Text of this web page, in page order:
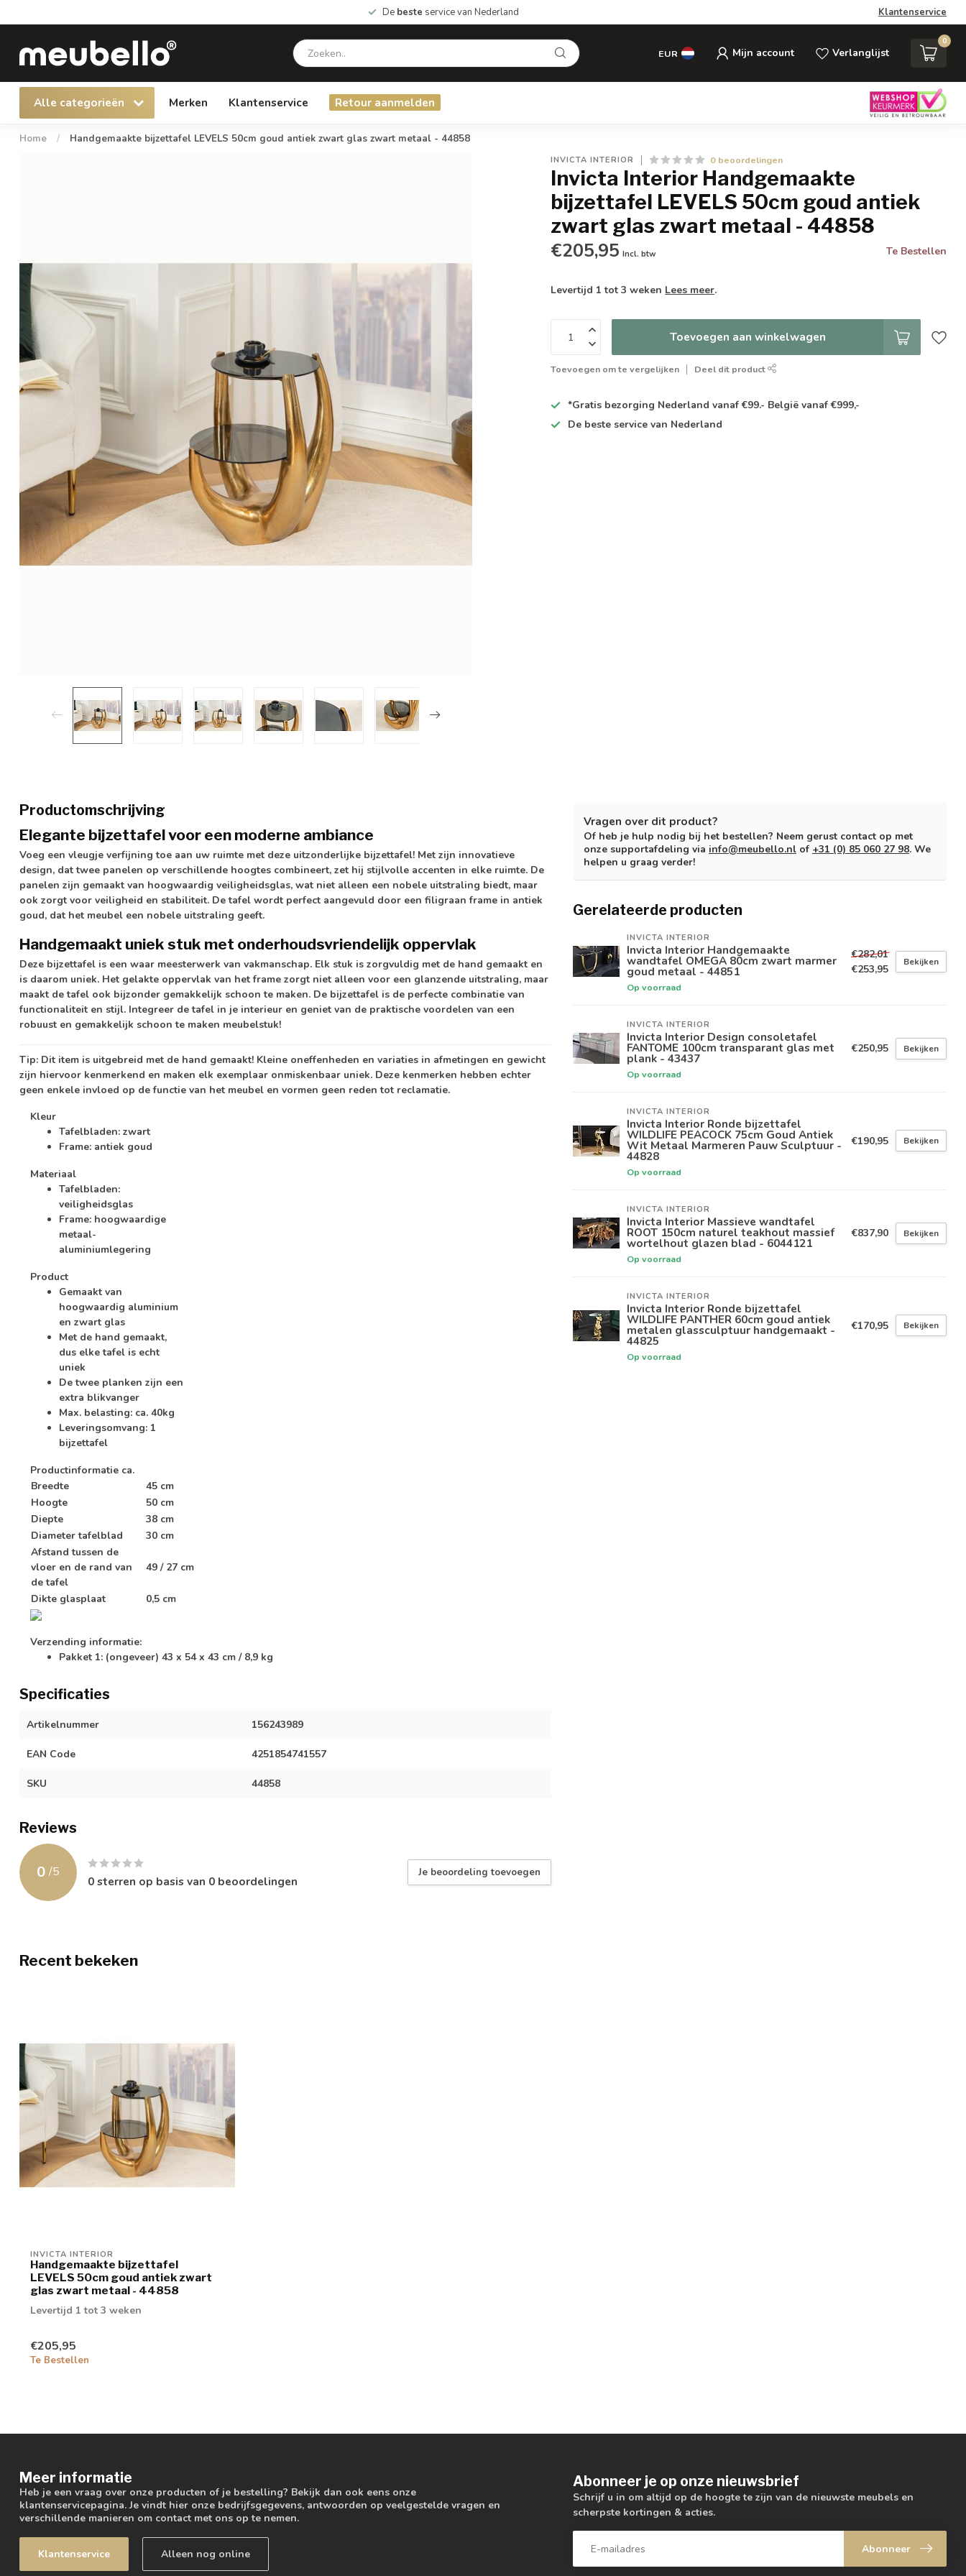
De beste service van Nederland Klantenservice
EUR Mijn account Verlanglijst
0
Alle categorieën Merken Klantenservice Retour aanmelden
Home / Handgemaakte bijzettafel LEVELS 50cm goud antiek zwart glas zwart metaal - 44858
INVICTA INTERIOR 0 beoordelingen
Invicta Interior Handgemaakte
bijzettafel LEVELS 50cm goud antiek
zwart glas zwart metaal - 44858
€205,95 Incl. btw Te Bestellen
Levertijd 1 tot 3 weken Lees meer.
Toevoegen aan winkelwagen
Toevoegen om te vergelijken Deel dit product
*Gratis bezorging Nederland vanaf €99.- België vanaf €999,-
De beste service van Nederland
Productomschrijving
Elegante bijzettafel voor een moderne ambiance
Voeg een vleugje verfijning toe aan uw ruimte met deze uitzonderlijke bijzettafel! Met zijn innovatieve
design, dat twee panelen op verschillende hoogtes combineert, zet hij stijlvolle accenten in elke ruimte. De
panelen zijn gemaakt van hoogwaardig veiligheidsglas, wat niet alleen een nobele uitstraling biedt, maar
ook zorgt voor veiligheid en stabiliteit. De tafel wordt perfect aangevuld door een filigraan frame in antiek
goud, dat het meubel een nobele uitstraling geeft.
Handgemaakt uniek stuk met onderhoudsvriendelijk oppervlak
Deze bijzettafel is een waar meesterwerk van vakmanschap. Elk stuk is zorgvuldig met de hand gemaakt en
is daarom uniek. Het gelakte oppervlak van het frame zorgt niet alleen voor een glanzende uitstraling, maar
maakt de tafel ook bijzonder gemakkelijk schoon te maken. De bijzettafel is de perfecte combinatie van
functionaliteit en stijl. Integreer de tafel in je interieur en geniet van de praktische voordelen van een
robuust en gemakkelijk schoon te maken meubelstuk!
Tip: Dit item is uitgebreid met de hand gemaakt! Kleine oneffenheden en variaties in afmetingen en gewicht
zijn hiervoor kenmerkend en maken elk exemplaar onmiskenbaar uniek. Deze kenmerken hebben echter
geen enkele invloed op de functie van het meubel en vormen geen reden tot reclamatie.
Kleur
Tafelbladen: zwart
Frame: antiek goud
Materiaal
Tafelbladen:
veiligheidsglas
Frame: hoogwaardige
metaal-
aluminiumlegering
Product
Gemaakt van
hoogwaardig aluminium
en zwart glas
Met de hand gemaakt,
dus elke tafel is echt
uniek
De twee planken zijn een
extra blikvanger
Max. belasting: ca. 40kg
Leveringsomvang: 1
bijzettafel
Productinformatie ca.
Breedte
45 cm
Hoogte
50 cm
Diepte
38 cm
Diameter tafelblad
30 cm
Afstand tussen de
vloer en de rand van
de tafel
49 / 27 cm
Dikte glasplaat 0,5 cm
Verzending informatie:
Pakket 1: (ongeveer) 43 x 54 x 43 cm / 8,9 kg
Specificaties
Artikelnummer 156243989
EAN Code 4251854741557
SKU 44858
Reviews
0 /5
0sterren op basis van 0 beoordelingen
Je beoordeling toevoegen
Vragen over dit product?
Of heb je hulp nodig bij het bestellen? Neem gerust contact op met
onze supportafdeling via info@meubello.nl of +31 (0) 85 060 27 98. We
helpen u graag verder!
Gerelateerde producten
INVICTA INTERIOR
Invicta Interior Handgemaakte
wandtafel OMEGA 80cm zwart marmer
goud metaal - 44851
Op voorraad
€282,01
€253,95
Bekijken
INVICTA INTERIOR
Invicta Interior Design consoletafel
FANTOME 100cm transparant glas met
plank - 43437
Op voorraad
€250,95 Bekijken
INVICTA INTERIOR
Invicta Interior Ronde bijzettafel
WILDLIFE PEACOCK 75cm Goud Antiek
Wit Metaal Marmeren Pauw Sculptuur -
44828
Op voorraad
€190,95 Bekijken
INVICTA INTERIOR
Invicta Interior Massieve wandtafel
ROOT 150cm naturel teakhout massief
wortelhout glazen blad - 6044121
Op voorraad
€837,90 Bekijken
INVICTA INTERIOR
Invicta Interior Ronde bijzettafel
WILDLIFE PANTHER 60cm goud antiek
metalen glassculptuur handgemaakt -
44825
Op voorraad
€170,95 Bekijken
Recent bekeken
INVICTA INTERIOR
Handgemaakte bijzettafel
LEVELS 50cm goud antiek zwart
glas zwart metaal - 44858
Levertijd 1 tot 3 weken
€205,95
Te Bestellen
Meer informatie
Heb je een vraag over onze producten of je bestelling? Bekijk dan ook eens onze
klantenservicepagina. Je vindt hier onze bedrijfsgegevens, antwoorden op veelgestelde vragen en
verschillende manieren om contact met ons op te nemen.
Klantenservice Alleen nog online
Abonneer je op onze nieuwsbrief
Schrijf u in om altijd op de hoogte te zijn van de nieuwste meubels en
scherpste kortingen & acties.
Abonneer